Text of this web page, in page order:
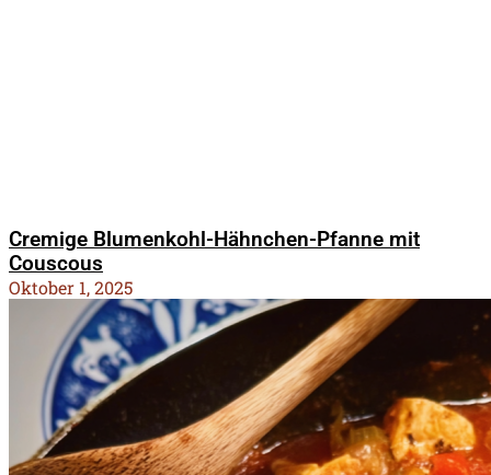
Cremige Blumenkohl-Hähnchen-Pfanne mit
Couscous
Oktober 1, 2025